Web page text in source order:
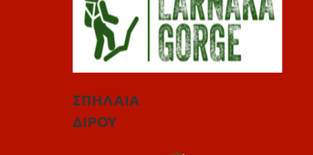
ΣΠΗΛΑΙΑ
ΔΙΡΟΥ